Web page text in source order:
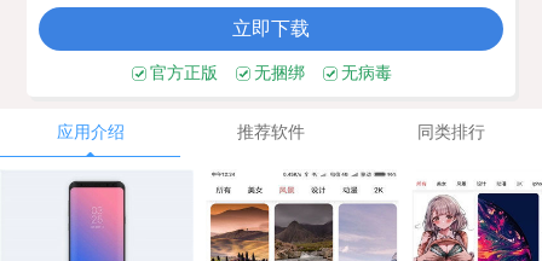
立即下载
官方正版 无捆绑 无病毒
应用介绍 推荐软件 同类排行